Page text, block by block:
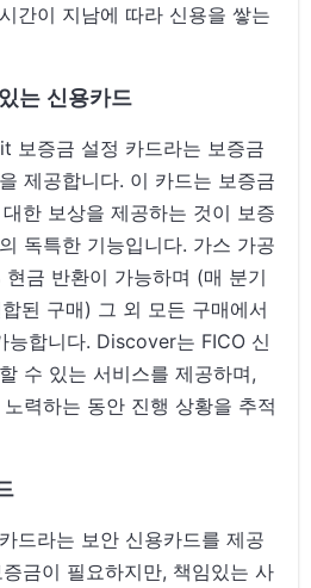
간이 지남에 따라 신용을 쌓는
는 신용카드
보증금 설정 카드라는 보증금
제공합니다. 이 카드는 보증금
한 보상을 제공하는 것이 보증
독특한 기능입니다. 가스 가공
금 반환이 가능하며 (매 분기
된 구매) 그 외 모든 구매에서
능합니다. Discover는 FICO 신
수 있는 서비스를 제공하며,
력하는 동안 진행 상황을 추적
드라는 보안 신용카드를 제공
금이 필요하지만, 책임있는 사